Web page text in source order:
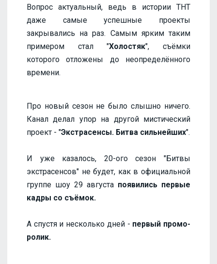
Вопрос актуальный, ведь в истории ТНТ
даже самые успешные проекты
закрывались на раз. Самым ярким таким
примером стал "Холостяк", съёмки
которого отложены до неопределённого
времени.
Про новый сезон не было слышно ничего.
Канал делал упор на другой мистический
проект - "Экстрасенсы. Битва сильнейших".
И уже казалось, 20-ого сезон "Битвы
экстрасенсов" не будет, как в официальной
группе шоу 29 августа появились первые
кадры со съёмок.
А спустя и несколько дней - первый промо-
ролик.